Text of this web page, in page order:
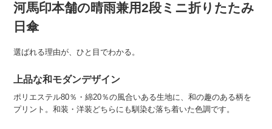
河馬印本舗の晴雨兼用2段ミニ折りたたみ
日傘
選ばれる理由が、ひと目でわかる。
上品な和モダンデザイン
ポリエステル80％・綿20％の風合いある生地に、和の趣のある柄を
プリント。和装・洋装どちらにも馴染む落ち着いた色調です。